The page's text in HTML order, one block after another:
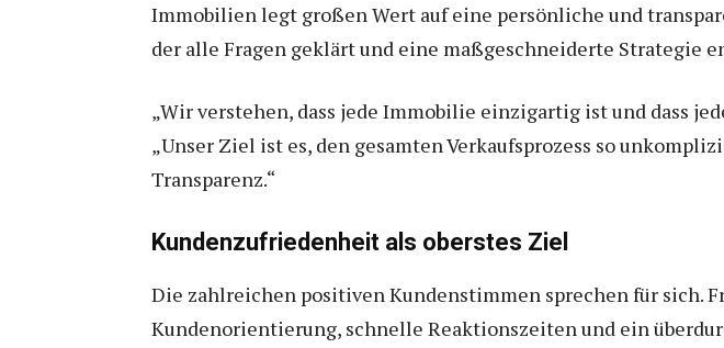
Immobilien legt großen Wert auf eine persönliche und
der alle Fragen geklärt und eine maßgeschneiderte Strategie
„Wir verstehen, dass jede Immobilie einzigartig ist und dass
„Unser Ziel ist es, den gesamten Verkaufsprozess so
Transparenz.“
Kundenzufriedenheit als oberstes Ziel
Die zahlreichen positiven Kundenstimmen sprechen für sich.
Kundenorientierung, schnelle Reaktionszeiten und ein